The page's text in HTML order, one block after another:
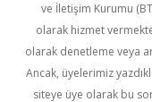
ve İletişim Kurumu
olarak hizmet
olarak denetleme veya
Ancak, üyelerimiz
siteye üye olarak bu